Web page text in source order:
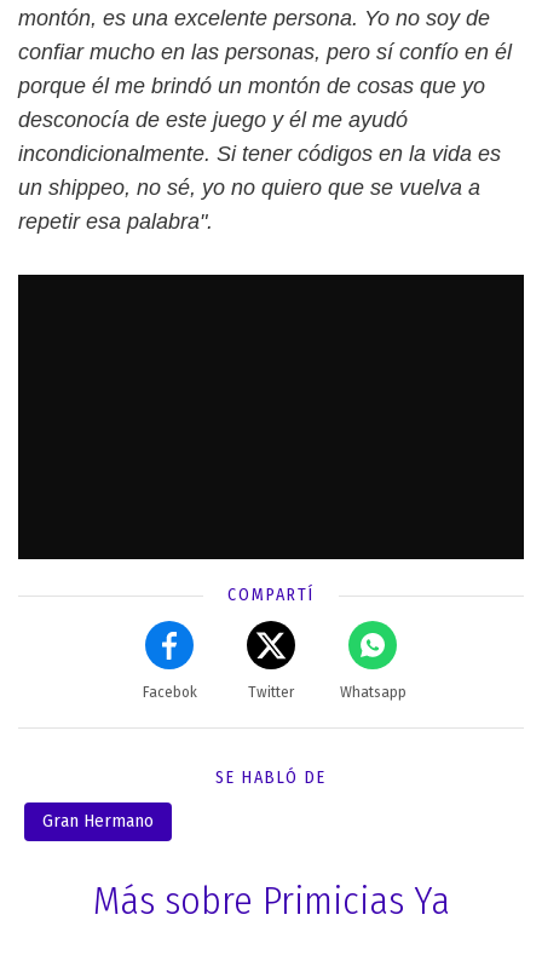
montón, es una excelente persona. Yo no soy de
confiar mucho en las personas, pero sí confío en él
porque él me brindó un montón de cosas que yo
desconocía de este juego y él me ayudó
incondicionalmente. Si tener códigos en la vida es
un shippeo, no sé, yo no quiero que se vuelva a
repetir esa palabra".
COMPARTÍ
Facebok Twitter Whatsapp
SE HABLÓ DE
Gran Hermano
Más sobre Primicias Ya